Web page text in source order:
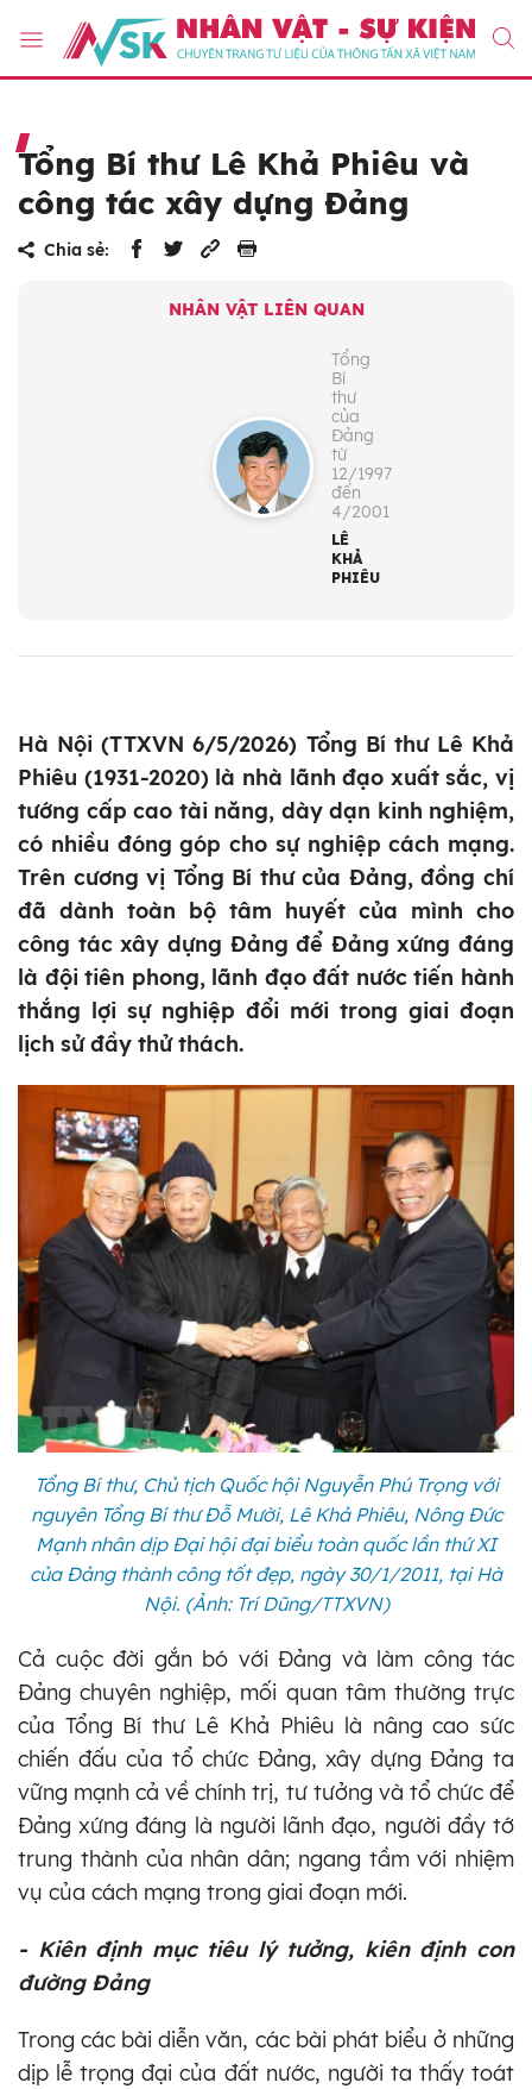
Tổng Bí thư Lê Khả Phiêu và
công tác xây dựng Đảng
Chia sẻ:
NHÂN VẬT LIÊN QUAN
Tổng
Bí
thư
của
Đảng
từ
12/1997
đến
4/2001
LÊ
KHẢ
PHIÊU
Hà Nội (TTXVN 6/5/2026) Tổng Bí thư Lê Khả
Phiêu (1931-2020) là nhà lãnh đạo xuất sắc, vị
tướng cấp cao tài năng, dày dạn kinh nghiệm,
có nhiều đóng góp cho sự nghiệp cách mạng.
Trên cương vị Tổng Bí thư của Đảng, đồng chí
đã dành toàn bộ tâm huyết của mình cho
công tác xây dựng Đảng để Đảng xứng đáng
là đội tiên phong, lãnh đạo đất nước tiến hành
thắng lợi sự nghiệp đổi mới trong giai đoạn
lịch sử đầy thử thách.
Tổng Bí thư, Chủ tịch Quốc hội Nguyễn Phú Trọng với
nguyên Tổng Bí thư Đỗ Mười, Lê Khả Phiêu, Nông Đức
Mạnh nhân dịp Đại hội đại biểu toàn quốc lần thứ XI
của Đảng thành công tốt đẹp, ngày 30/1/2011, tại Hà
Nội. (Ảnh: Trí Dũng/TTXVN)
Cả cuộc đời gắn bó với Đảng và làm công tác
Đảng chuyên nghiệp, mối quan tâm thường trực
của Tổng Bí thư Lê Khả Phiêu là nâng cao sức
chiến đấu của tổ chức Đảng, xây dựng Đảng ta
vững mạnh cả về chính trị, tư tưởng và tổ chức để
Đảng xứng đáng là người lãnh đạo, người đầy tớ
trung thành của nhân dân; ngang tầm với nhiệm
vụ của cách mạng trong giai đoạn mới.
- Kiên định mục tiêu lý tưởng, kiên định con
đường Đảng
Trong các bài diễn văn, các bài phát biểu ở những
dịp lễ trọng đại của đất nước, người ta thấy toát